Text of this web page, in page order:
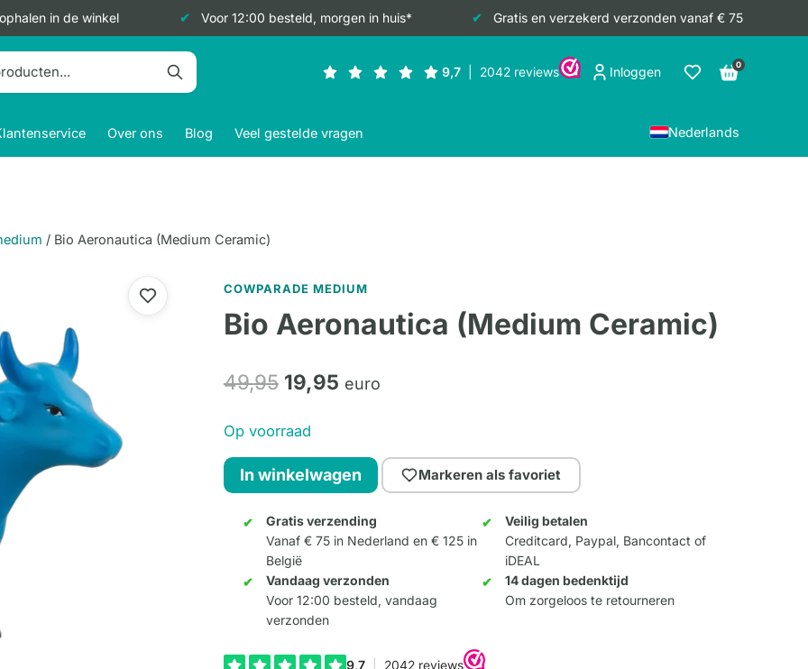
in de winkel Voor 12:00 besteld, morgen in huis* Gratis en verzekerd verzonden vanaf € 75
Inloggen 0
Over ons Blog Veel gestelde vragen Nederlands
/ Bio Aeronautica (Medium Ceramic)
COWPARADE MEDIUM
Bio Aeronautica (Medium Ceramic)
49,95 Oorspronkelijke
49,95.
19,95Huidige
19,95.
euro
Op voorraad
Bio
Aeronautica
(Medium
Ceramic)
aantal
In winkelwagen Markeren als favoriet
Gratis verzending
Vanaf € 75 in Nederland en € 125 in
België
Veilig betalen
Creditcard, Paypal, Bancontact of
iDEAL
Vandaag verzonden
Voor 12:00 besteld, vandaag
verzonden
14 dagen bedenktijd
Om zorgeloos te retourneren